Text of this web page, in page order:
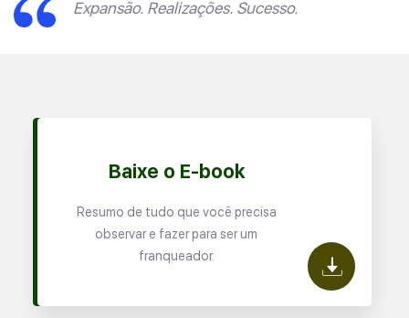
Expansão. Realizações. Sucesso.
Baixe o E-book
Resumo de tudo que você precisa
observar e fazer para ser um
franqueador.